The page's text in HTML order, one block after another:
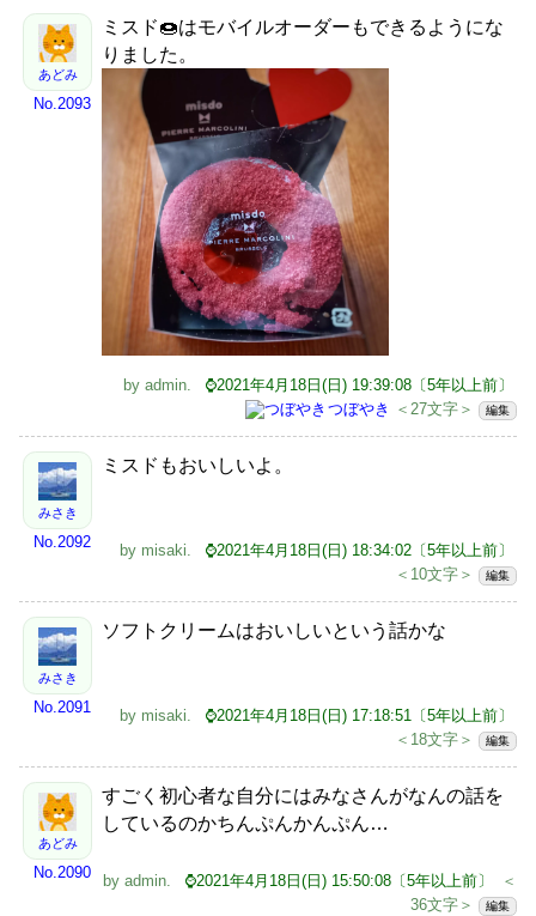
あどみ
No.2093
ミスド🍩はモバイルオーダーもできるようにな
りました。
by admin.
⌚2021年4月18日(日) 19:39:08〔5年以上前〕
つぼやき
＜27文字＞ 編集
みさき
No.2092
ミスドもおいしいよ。
by misaki.
⌚2021年4月18日(日) 18:34:02〔5年以上前〕
＜10文字＞
編集
みさき
No.2091
ソフトクリームはおいしいという話かな
by misaki.
⌚2021年4月18日(日) 17:18:51〔5年以上前〕
＜18文字＞
編集
あどみ
No.2090
すごく初心者な自分にはみなさんがなんの話を
しているのかちんぷんかんぷん…
by admin. ⌚2021年4月18日(日) 15:50:08〔5年以上前〕
＜
36文字＞
編集